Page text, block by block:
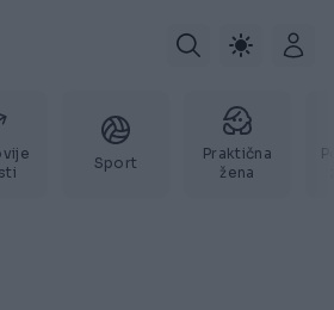
Sport
Praktična
žena